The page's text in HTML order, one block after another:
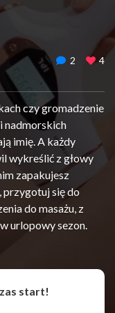
2 4
czy gromadzenie
nadmorskich
imię. A każdy
wykreślić z głowy
zapakujesz
przygotuj się do
do masażu, z
urlopowy sezon.
start!